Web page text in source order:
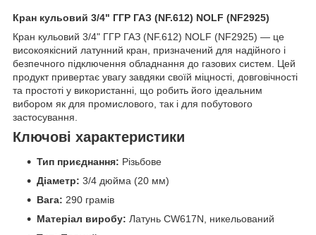
Кран кульовий 3/4" ГГР ГАЗ (NF.612) NOLF (NF2925)
Кран кульовий 3/4" ГГР ГАЗ (NF.612) NOLF (NF2925) — це
високоякісний латунний кран, призначений для надійного і
безпечного підключення обладнання до газових систем. Цей
продукт привертає увагу завдяки своїй міцності, довговічності
та простоті у використанні, що робить його ідеальним
вибором як для промислового, так і для побутового
застосування.
Ключові характеристики
Тип приєднання: Різьбове
Діаметр: 3/4 дюйма (20 мм)
Вага: 290 грамів
Матеріал виробу: Латунь CW617N, никельований